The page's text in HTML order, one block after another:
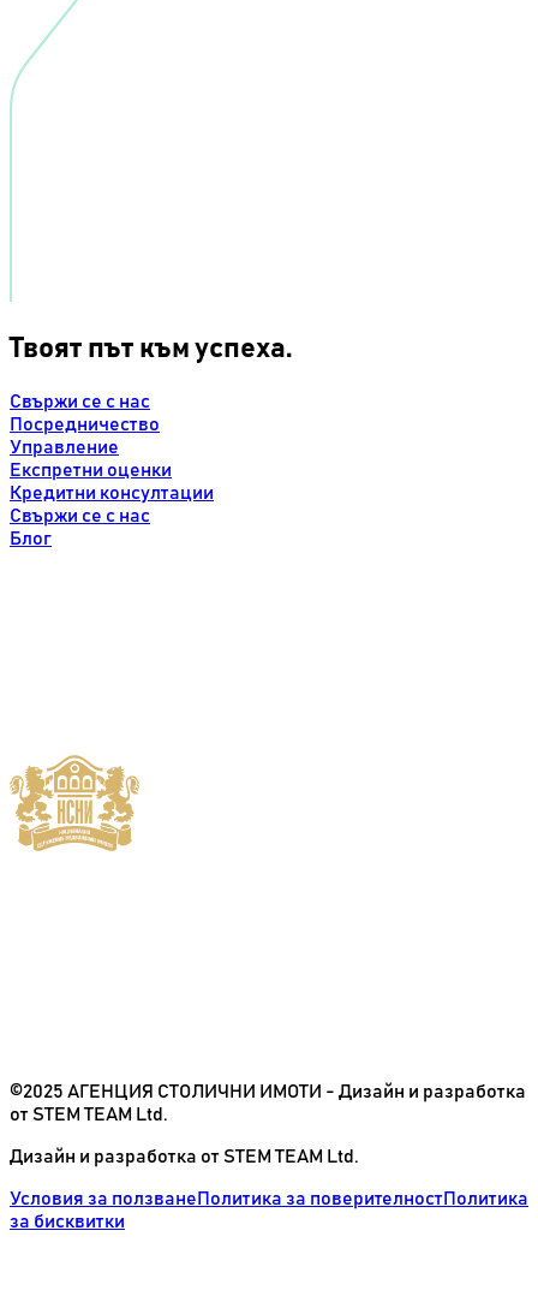
Твоят път към успеха.
Свържи се с нас
Посредничество
Управление
Експретни оценки
Кредитни консултации
Свържи се с нас
Блог
©2025 АГЕНЦИЯ СТОЛИЧНИ ИМОТИ - Дизайн и разработка
от STEM TEAM Ltd.
Дизайн и разработка от STEM TEAM Ltd.
Условия за ползване Политика за поверителностПолитика
за бисквитки